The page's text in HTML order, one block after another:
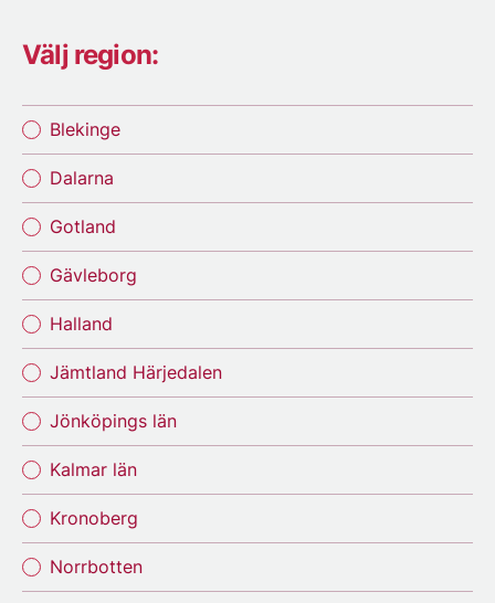
Välj region:
Blekinge
Dalarna
Gotland
Gävleborg
Halland
Jämtland Härjedalen
Jönköpings län
Kalmar län
Kronoberg
Norrbotten